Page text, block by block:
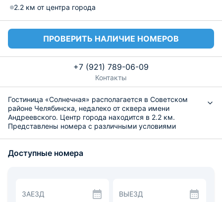
2.2 км от центра города
ПРОВЕРИТЬ НАЛИЧИЕ НОМЕРОВ
+7 (921) 789-06-09
Контакты
Гостиница «Солнечная» располагается в Советском
районе Челябинска, недалеко от сквера имени
Андреевского. Центр города находится в 2.2 км.
Представлены номера с различными условиями
спальными местами, вместительным гардеробом и
Есть возможность арены конференц-зала.
Имеется парковка, но на ограниченное число машин.
Доступные номера
ЗАЕЗД ВЫЕЗД